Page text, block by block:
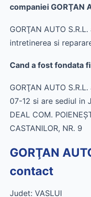
companiei GORŢAN
GORŢAN AUTO
intretinerea si
Cand a fost fondata
GORŢAN AUTO
07-12 si are sediul in
DEAL COM.
CASTANILOR, NR. 9
GORŢAN
contact
Judet: VASLUI